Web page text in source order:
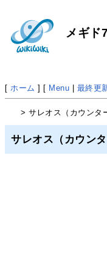
メギド
[ ホーム ] [ Menu | 最終更
> サレオス（カウンタ
サレオス（カウンタ